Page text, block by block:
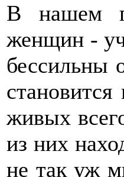
В нашем
женщин -
бессильны
живых
из них
не так уж